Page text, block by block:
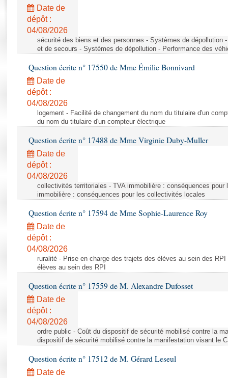
Rapports législatifs
Rapports sur l'application des lois
Baromètre de l’application des lois
Dossiers législatifs
Budget et sécurité sociale
Questions écrites et orales
Comptes rendus des débats
Date de
dépôt :
04/08/2026
sécurité des biens et des personnes - Systèmes de dépollution
et de secours - Systèmes de dépollution - Performance des
Question écrite n° 17550 de Mme Émilie Bonnivard
Date de
dépôt :
04/08/2026
logement - Facilité de changement du nom du titulaire d'un
du nom du titulaire d'un compteur électrique
Question écrite n° 17488 de Mme Virginie Duby-Muller
Date de
dépôt :
04/08/2026
collectivités territoriales - TVA immobilière : conséquences
immobilière : conséquences pour les collectivités locales
Question écrite n° 17594 de Mme Sophie-Laurence Roy
Date de
dépôt :
04/08/2026
ruralité - Prise en charge des trajets des élèves au sein des
élèves au sein des RPI
Question écrite n° 17559 de M. Alexandre Dufosset
Date de
dépôt :
04/08/2026
ordre public - Coût du dispositif de sécurité mobilisé contre la
dispositif de sécurité mobilisé contre la manifestation visant le
Question écrite n° 17512 de M. Gérard Leseul
Date de